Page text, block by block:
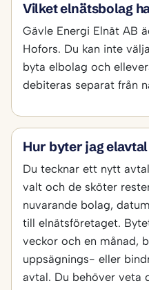
Vilket elnätsbolag
Gävle Energi Elnät AB
Hofors. Du kan inte
byta elbolag och
debiteras separat från
Hur byter jag
Du tecknar ett nytt
valt och de sköter
nuvarande bolag,
till elnätsföretaget.
veckor och en månad,
uppsägnings- eller
avtal. Du behöver veta